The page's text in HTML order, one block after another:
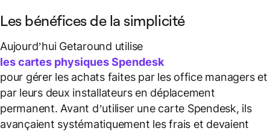
Les bénéfices de la simplicité
Aujourd’hui Getaround utilise
les cartes physiques Spendesk
pour gérer les achats faites par les office managers et
par leurs deux installateurs en déplacement
permanent. Avant d’utiliser une carte Spendesk, ils
avançaient systématiquement les frais et devaient